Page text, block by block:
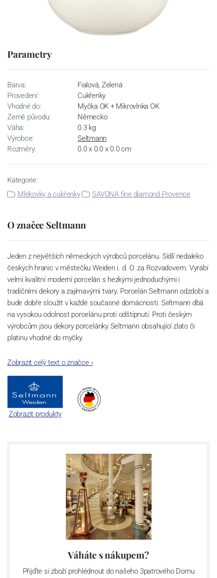
Parametry
Barva:
Fialová, Zelená
Provedení:
Cukřenky
Vhodné do:
Myčka OK + Mikrovlnka OK
Země původu:
Německo
Váha:
0.3 kg
Výrobce:
Seltmann
Rozměry:
0.0 x 0.0 x 0.0 cm
Kategorie:
Mlékovky a cukřenky
SAVONA fine diamond Provence
O značce Seltmann
Jeden z největších německých výrobců porcelánu. Sídlí nedaleko
českých hranic v městečku Weiden i. d. O. za Rozvadovem. Vyrábí
velmi kvalitní moderní porcelán s hezkými jednoduchými i
tradičními dekory a zajímavými tvary. Porcelán Seltmann odzdobí a
bude dobře sloužit v každé současné domácnosti. Seltmann dbá
na vysokou odolnost porcelánu proti odštípnutí. Proti českým
výrobcům jsou dekory porcelánky Seltmann obsahující zlato či
platinu vhodné do myčky.
Zobrazit celý text o značce›
Zobrazit produkty
Váháte s nákupem?
Přijďte si zboží prohlédnout do našeho 3patrového Domu